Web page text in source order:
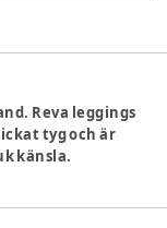
Reva leggings
tyg och är
känsla.
passform.